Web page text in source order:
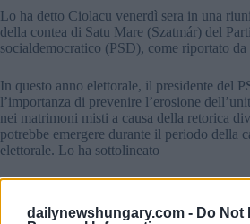
dailynewshungary.com - Do Not
Lo ha detto Ciolacu venerdì sera in una
della contea di Satu Mare (Szatmár) del
socialdemocratico (PSD), come riportato da
In questo anno elettorale, il presidente del
l’importanza di prevenire l’erosione
nei matrimoni misti a causa della retorica
potrebbe emergere durante il periodo della
elettorale. Lo ha sottolineato
ed è dovere degli attori politici normalizzare
pubbliche sulla regione.